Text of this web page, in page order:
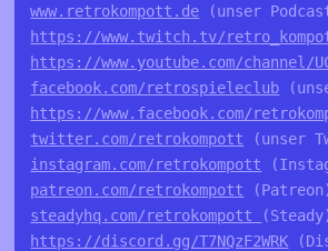
www.retrokompott.de
https://www.twitch.tv/
https://www.youtube.com/channel/
facebook.com/retrospieleclub
https://www.facebook.com/
twitter.com/retrokompott
instagram.com/retrokompott
patreon.com/retrokompott
steadyhq.com/retrokompott
https://discord.gg/T7NQzF2WRK